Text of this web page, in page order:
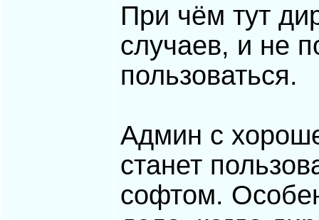
При чём тут
случаев, и не
пользоваться.
Админ с
станет
софтом.